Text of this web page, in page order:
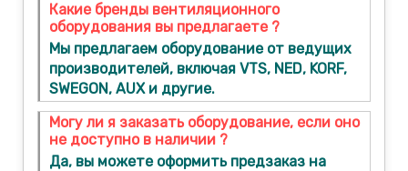
Какие бренды вентиляционного
оборудования вы предлагаете ?
Мы предлагаем оборудование от ведущих
производителей, включая VTS, NED, KORF,
SWEGON, AUX и другие.
Могу ли я заказать оборудование, если оно
не доступно в наличии ?
Да, вы можете оформить предзаказ на